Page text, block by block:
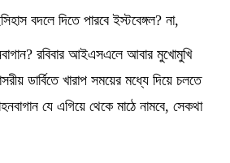
বদলে দিতে পারবে ইস্টবেঙ্গল?‌ না,
রবিবার আইএসএলে আবার মুখোমুখি
ডার্বিতে খারাপ সময়ের মধ্যে দিয়ে চলতে
যে এগিয়ে থেকে মাঠে নামবে, সেকথা